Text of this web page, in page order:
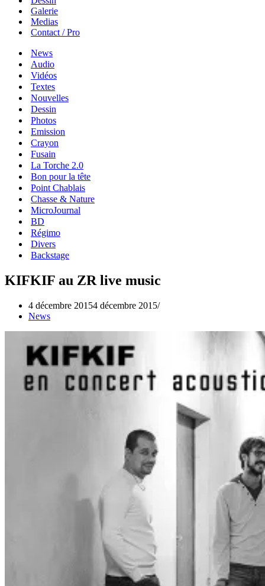
Galerie
Medias
Contact / Pro
News
Audio
Vidéos
Textes
Nouvelles
Dessin
Photos
Emission
Crayon
Fusain
La Torche 2.0
Bon pour la tête
Point Chablais
Chasse & Nature
MicroJournal
BD
Régimo
Divers
Backstage
KIFKIF au ZR live music
4 décembre 20154 décembre 2015
News